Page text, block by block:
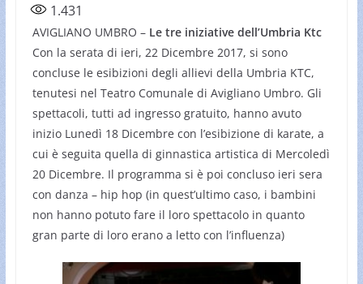
1.431
AVIGLIANO UMBRO –Le tre iniziative dell’Umbria Ktc
Con la serata di ieri, 22 Dicembre 2017, si sono
concluse le esibizioni degli allievi della Umbria KTC,
tenutesi nel Teatro Comunale di Avigliano Umbro. Gli
spettacoli, tutti ad ingresso gratuito, hanno avuto
inizio Lunedì 18 Dicembre con l’esibizione di karate, a
cui è seguita quella di ginnastica artistica di Mercoledì
20 Dicembre. Il programma si è poi concluso ieri sera
con danza – hip hop (in quest’ultimo caso, i bambini
non hanno potuto fare il loro spettacolo in quanto
gran parte di loro erano a letto con l’influenza)